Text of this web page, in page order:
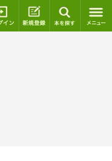
ログイン 新規登録